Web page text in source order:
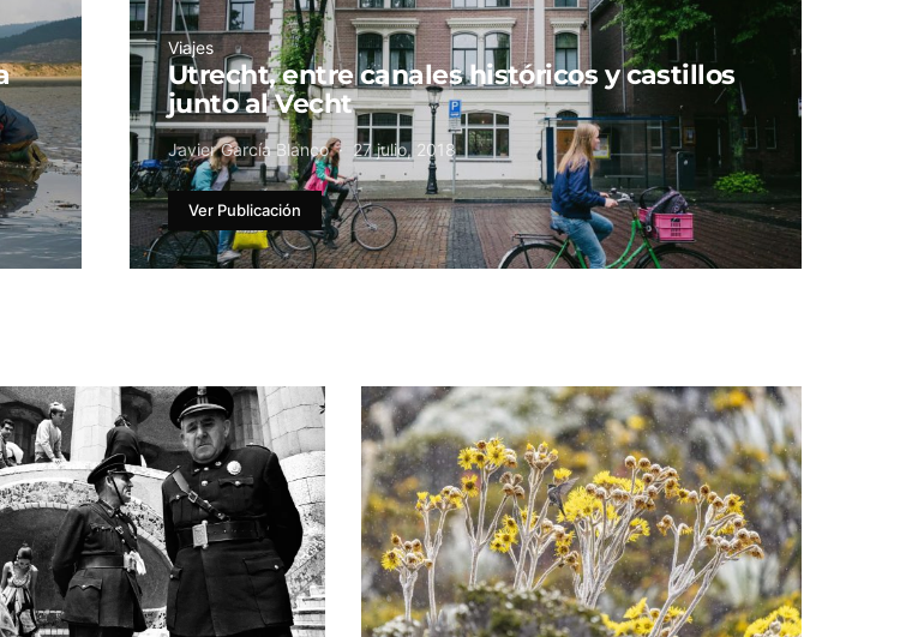
Viajes
Utrecht, entre canales históricos y castillos
junto al Vecht
Javier García Blanco 27 julio, 2018
Ver Publicación